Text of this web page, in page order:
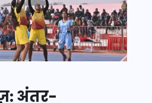
अंतर-